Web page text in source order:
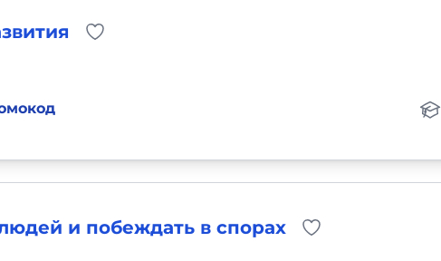
и побеждать в спорах